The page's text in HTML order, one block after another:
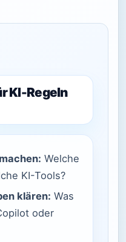
KI-Regeln
Welche
KI-Tools?
klären: Was
oder